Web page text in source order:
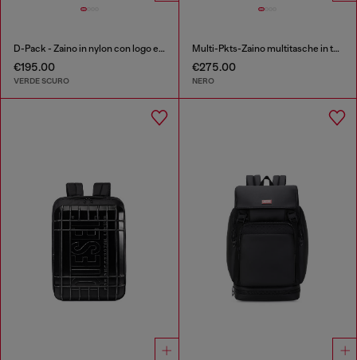
D-Pack - Zaino in nylon con logo emblem
€195.00
VERDE SCURO
Multi-Pkts-Zaino multitasche in tessuto utility
€275.00
NERO